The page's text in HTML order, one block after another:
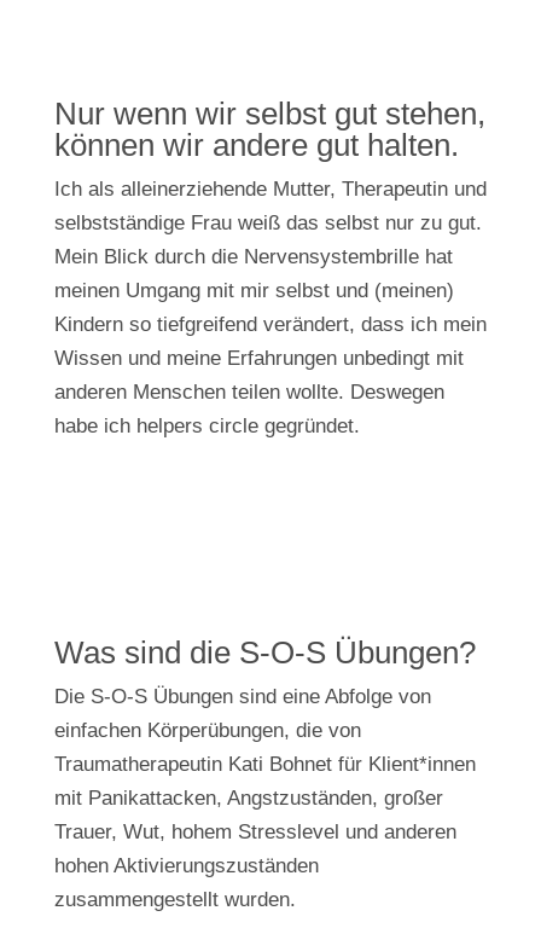
Nur wenn wir selbst gut stehen,
können wir andere gut halten.
Ich als alleinerziehende Mutter, Therapeutin und
selbstständige Frau weiß das selbst nur zu gut.
Mein Blick durch die Nervensystembrille hat
meinen Umgang mit mir selbst und (meinen)
Kindern so tiefgreifend verändert, dass ich mein
Wissen und meine Erfahrungen unbedingt mit
anderen Menschen teilen wollte. Deswegen
habe ich helpers circle gegründet.
Was sind die S-O-S Übungen?
Die S-O-S Übungen sind eine Abfolge von
einfachen Körperübungen, die von
Traumatherapeutin Kati Bohnet für Klient*innen
mit Panikattacken, Angstzuständen, großer
Trauer, Wut, hohem Stresslevel und anderen
hohen Aktivierungszuständen
zusammengestellt wurden.